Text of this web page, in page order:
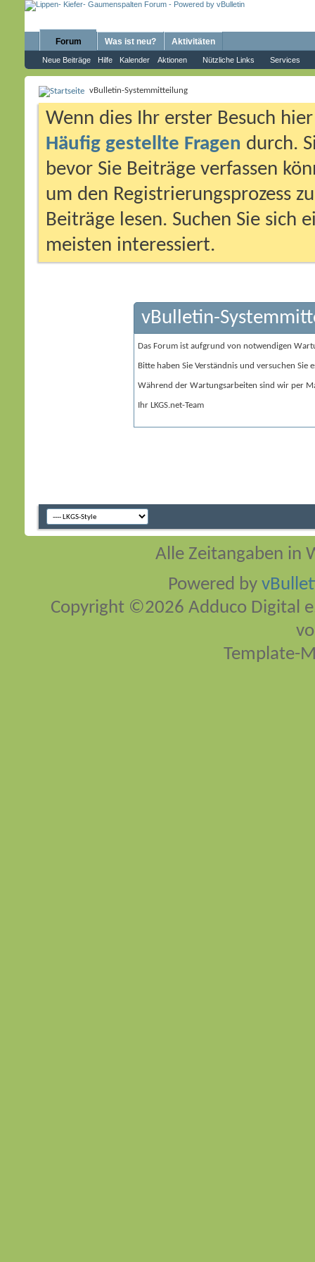
Forum
Neue Beiträge Hilfe Kalender Aktionen Nützliche Links Services
Was ist neu? Aktivitäten
vBulletin-Systemmitteilung
Wenn dies Ihr erster Besuch
Häufig gestellte Fragen durch.
bevor Sie Beiträge verfassen
um den Registrierungsprozess
Beiträge lesen. Suchen Sie sich
meisten interessiert.
vBulletin-
Das Forum ist aufgrund von notwendigen
Bitte haben Sie Verständnis und versuchen Sie
Während der Wartungsarbeiten sind wir per
Ihr LKGS.net-Team
Alle Zeitangaben in
Powered by
Copyright ©2026 Adduco Digital
Template-